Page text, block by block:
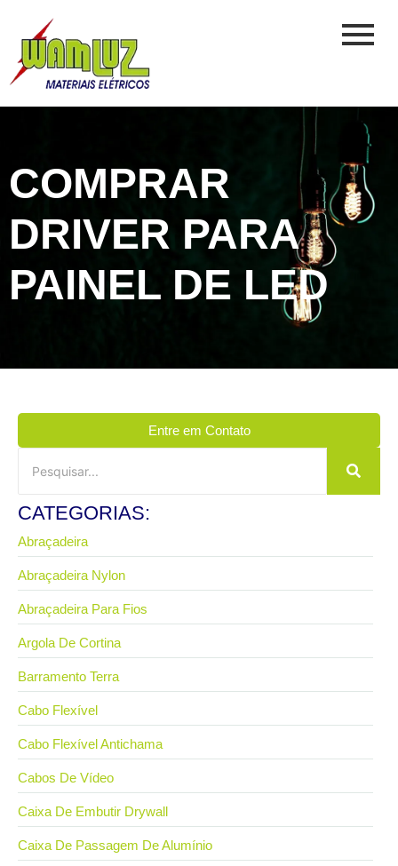
COMPRAR
DRIVER PARA
PAINEL DE LED
Entre em Contato
CATEGORIAS:
Abraçadeira
Abraçadeira Nylon
Abraçadeira Para Fios
Argola De Cortina
Barramento Terra
Cabo Flexível
Cabo Flexível Antichama
Cabos De Vídeo
Caixa De Embutir Drywall
Caixa De Passagem De Alumínio